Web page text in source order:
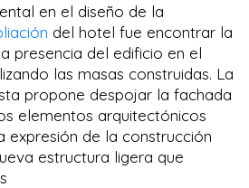
en el diseño de la
del hotel fue encontrar la
presencia del edificio en el
las masas construidas. La
propone despojar la fachada
elementos arquitectónicos
expresión de la construcción
estructura ligera que